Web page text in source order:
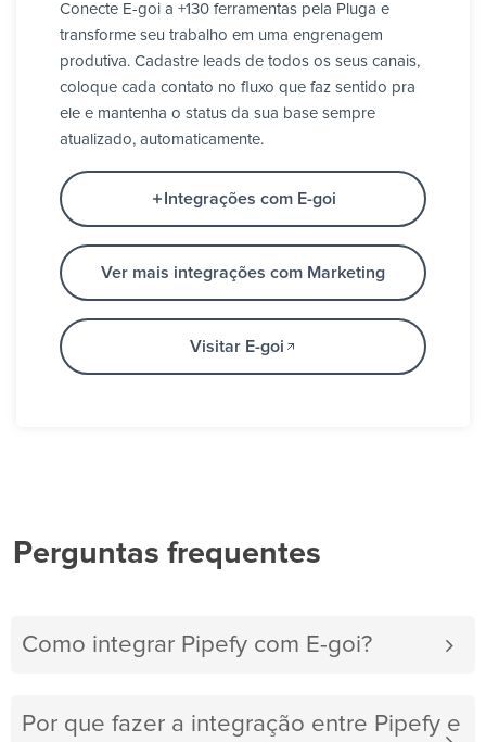
Conecte E-goi a +130 ferramentas pela Pluga e
transforme seu trabalho em uma engrenagem
produtiva. Cadastre leads de todos os seus canais,
coloque cada contato no fluxo que faz sentido pra
ele e mantenha o status da sua base sempre
atualizado, automaticamente.
Integrações com E-goi
Ver mais integrações com Marketing
Visitar E-goi
Perguntas frequentes
Como integrar Pipefy com E-goi?
Por que fazer a integração entre Pipefy e